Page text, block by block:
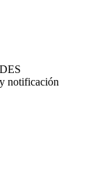
notificación